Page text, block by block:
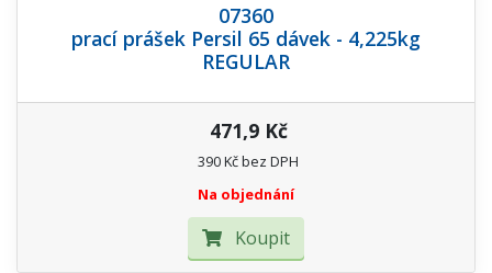
07360
prací prášek Persil 65 dávek - 4,225kg
REGULAR
471,9 Kč
390 Kč bez DPH
Na objednání
Koupit